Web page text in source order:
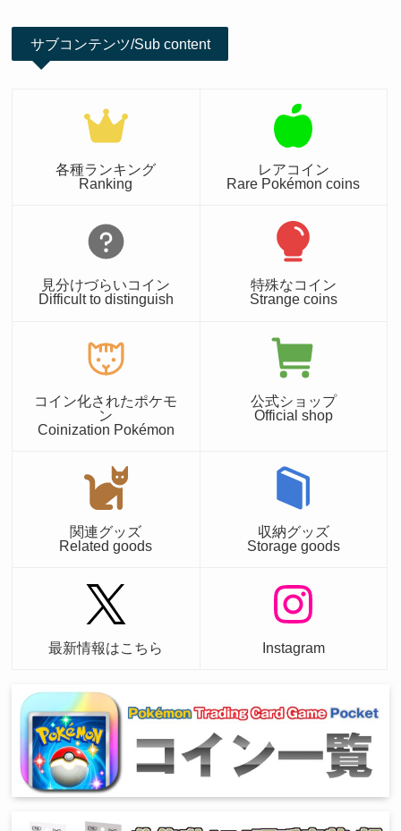
サブコンテンツ/Sub content
各種ランキング
Ranking
レアコイン
Rare Pokémon coins
見分けづらいコイン
Difficult to distinguish
特殊なコイン
Strange coins
コイン化されたポケモ
ン
Coinization Pokémon
公式ショップ
Official shop
関連グッズ
Related goods
収納グッズ
Storage goods
最新情報はこちら Instagram